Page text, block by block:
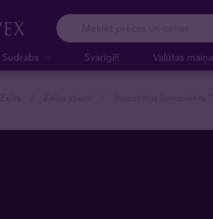
Sudrabs Svarīgi‼️ Valūtas maiņa